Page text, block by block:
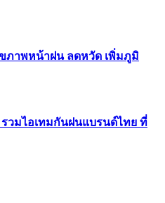
ภาพหน้าฝน ลดหวัด เพิ่มภูมิ
รวมไอเทมกันฝนแบรนด์ไทย ที่